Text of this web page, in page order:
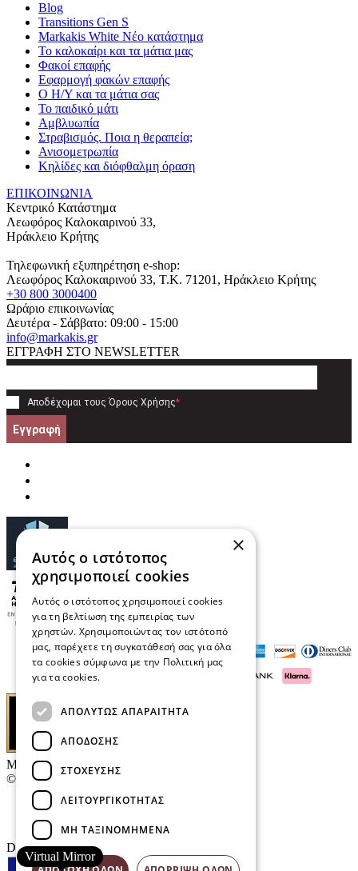
Blog
Transitions Gen S
Markakis White Νέο κατάστημα
Το καλοκαίρι και τα μάτια μας
Φακοί επαφής
Εφαρμογή φακών επαφής
Ο Η/Υ και τα μάτια σας
Το παιδικό μάτι
Αμβλυωπία
Στραβισμός. Ποια η θεραπεία;
Ανισομετρωπία
Κηλίδες και διόφθαλμη όραση
ΕΠΙΚΟΙΝΩΝΙΑ
Κεντρικό Κατάστημα
Λεωφόρος Καλοκαιρινού 33,
Ηράκλειο Κρήτης
Τηλεφωνική εξυπηρέτηση e-shop:
Λεωφόρος Καλοκαιρινού 33, T.K. 71201, Ηράκλειο Κρήτης
+30 800 3000400
Ωράριο επικοινωνίας
Δευτέρα - Σάββατο: 09:00 - 15:00
info@markakis.gr
ΕΓΓΡΑΦΗ ΣΤΟ NEWSLETTER
Αποδέχομαι τους Όρους Χρήσης*
Εγγραφή
Μαρκάκης Οπτικά
© 2026
Επικοινωνία
E-Volution Awards
Designed & developed by
Virtual Mirror
×
Αυτός ο ιστότοπος
χρησιμοποιεί cookies
Αυτός ο ιστότοπος χρησιμοποιεί cookies
για τη βελτίωση της εμπειρίας των
χρηστών. Χρησιμοποιώντας τον ιστότοπό
μας, παρέχετε τη συγκατάθεσή σας για όλα
τα cookies σύμφωνα με την Πολιτική μας
για τα cookies.
ΑΠΟΛΎΤΩΣ ΑΠΑΡΑΊΤΗΤΑ
ΑΠΌΔΟΣΗΣ
ΣΤΌΧΕΥΣΗΣ
ΛΕΙΤΟΥΡΓΙΚΌΤΗΤΑΣ
ΜΗ ΤΑΞΙΝΟΜΗΜΈΝΑ